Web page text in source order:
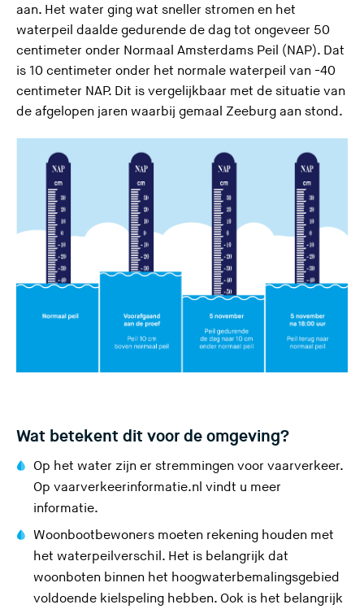
aan. Het water ging wat sneller stromen en het
waterpeil daalde gedurende de dag tot ongeveer 50
centimeter onder Normaal Amsterdams Peil (NAP). Dat
is 10 centimeter onder het normale waterpeil van -40
centimeter NAP. Dit is vergelijkbaar met de situatie van
de afgelopen jaren waarbij gemaal Zeeburg aan stond.
Wat betekent dit voor de omgeving?
Op het water zijn er stremmingen voor vaarverkeer.
Op vaarverkeerinformatie.nl (
v
e
r
l
vindt u meer
informatie.
Woonbootbewoners moeten rekening houden met
het waterpeilverschil. Het is belangrijk dat
woonboten binnen het hoogwaterbemalingsgebied
voldoende kielspeling hebben. Ook is het belangrijk